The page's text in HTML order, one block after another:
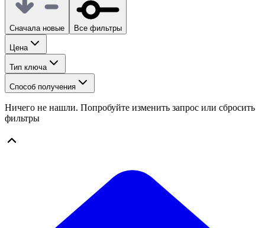
Сначала новые Все фильтры
Цена
Тип ключа
Cпособ получения
Ничего не нашли. Попробуйте изменить запрос или сбросить
фильтры